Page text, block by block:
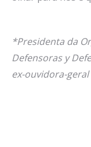
*Presidenta da
Defensoras y
ex-ouvidora-geral